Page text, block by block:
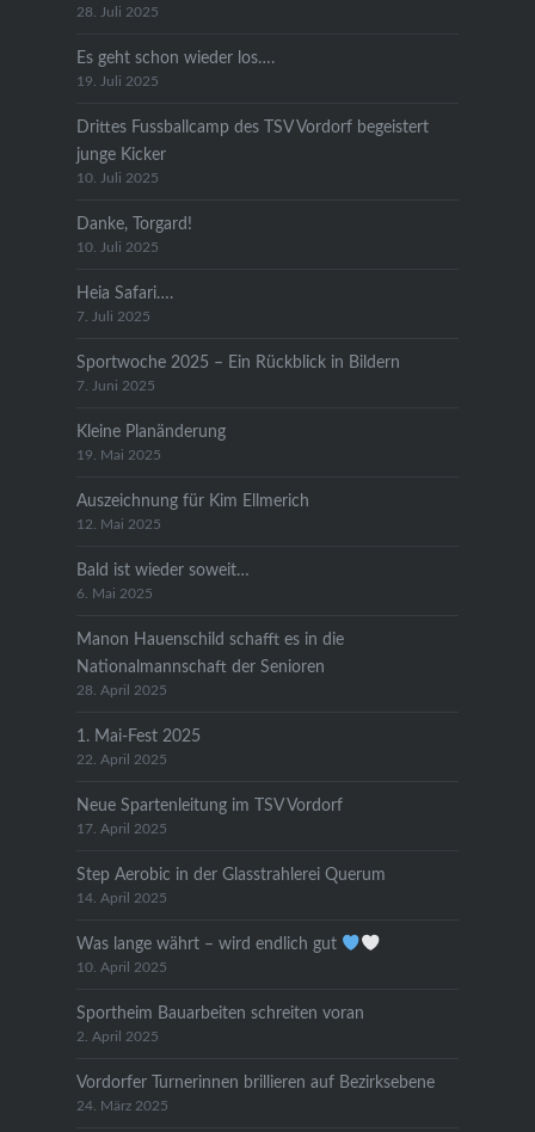
28. Juli 2025
Es geht schon wieder los….
19. Juli 2025
Drittes Fussballcamp des TSV Vordorf begeistert
junge Kicker
10. Juli 2025
Danke, Torgard!
10. Juli 2025
Heia Safari….
7. Juli 2025
Sportwoche 2025 – Ein Rückblick in Bildern
7. Juni 2025
Kleine Planänderung
19. Mai 2025
Auszeichnung für Kim Ellmerich
12. Mai 2025
Bald ist wieder soweit…
6. Mai 2025
Manon Hauenschild schafft es in die
Nationalmannschaft der Senioren
28. April 2025
1. Mai-Fest 2025
22. April 2025
Neue Spartenleitung im TSV Vordorf
17. April 2025
Step Aerobic in der Glasstrahlerei Querum
14. April 2025
Was lange währt – wird endlich gut
10. April 2025
Sportheim Bauarbeiten schreiten voran
2. April 2025
Vordorfer Turnerinnen brillieren auf Bezirksebene
24. März 2025